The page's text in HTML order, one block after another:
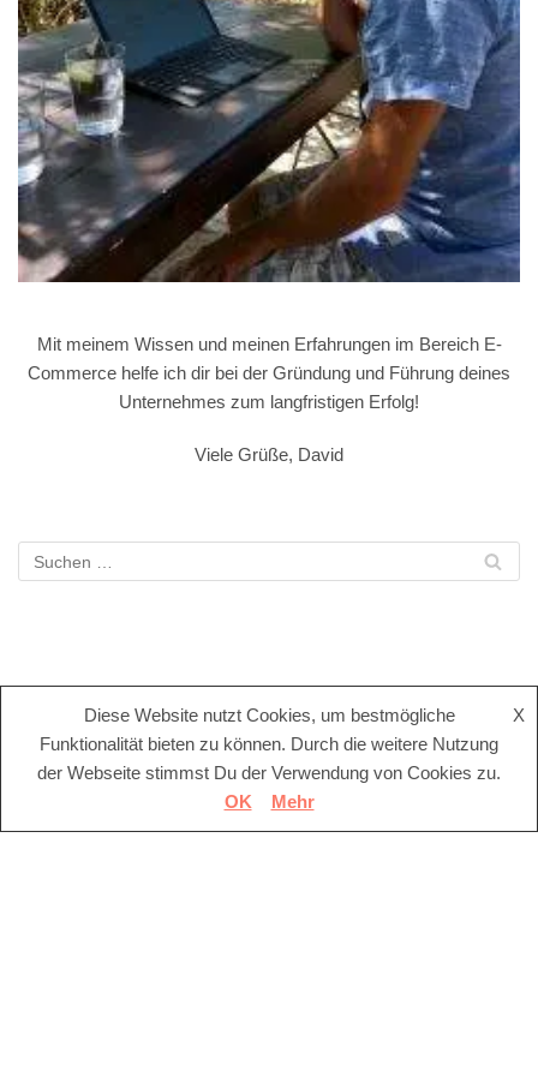
Mit meinem Wissen und meinen Erfahrungen im Bereich E-
Commerce helfe ich dir bei der Gründung und Führung deines
Unternehmes zum langfristigen Erfolg!
Viele Grüße, David
Diese Website nutzt Cookies, um bestmögliche
Funktionalität bieten zu können. Durch die weitere Nutzung
der Webseite stimmst Du der Verwendung von Cookies zu.
X
OK Mehr